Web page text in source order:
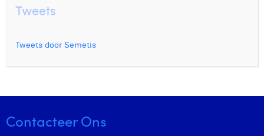
Tweets
Tweets door Semetis
Contacteer Ons